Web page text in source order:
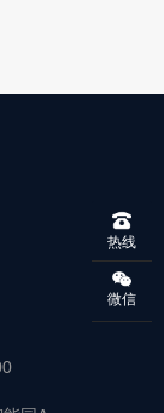
热线
微信